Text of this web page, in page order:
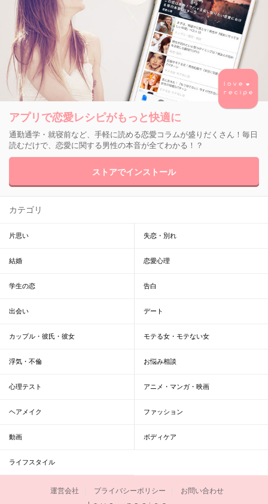
アプリで恋愛レシピがもっと快適に
通勤通学・就寝前など、手軽に読める恋愛コラムが盛りだくさん！毎日
読むだけで、恋愛に関する男性の本音が全てわかる！？
ストアでインストール
カテゴリ
片思い 失恋・別れ
結婚 恋愛心理
学生の恋 告白
出会い デート
カップル・彼氏・彼女 モテる女・モテない女
浮気・不倫 お悩み相談
心理テスト アニメ・マンガ・映画
ヘアメイク ファッション
動画 ボディケア
ライフスタイル
運営会社 プライバシーポリシー お問い合わせ